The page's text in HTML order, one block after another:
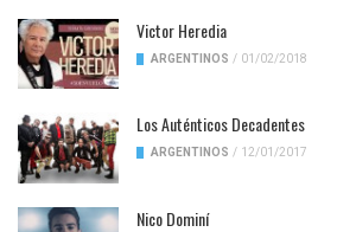
Victor Heredia
ARGENTINOS / 01/02/2018
Los Auténticos Decadentes
ARGENTINOS / 12/01/2017
Nico Dominí